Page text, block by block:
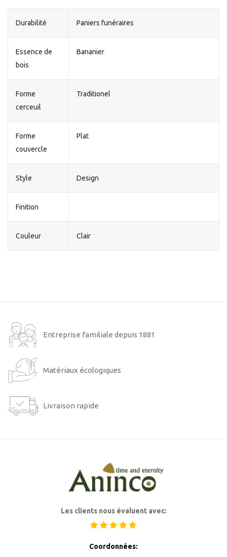
Durabilité Paniers funéraires
Essence de
bois
Bananier
Forme
cerceuil
Traditionel
Forme
couvercle
Plat
Style Design
Finition
Couleur Clair
Entreprise familiale depuis 1881
Matériaux écologiques
Livraison rapide
Les clients nous évaluent avec:
Coordonnées: